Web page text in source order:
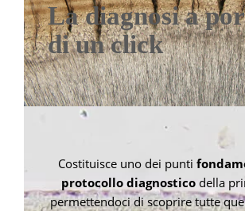
La diagnosi a
di un click
Costituisce uno dei punti
protocollo diagnosticodella
permettendoci di scoprire tutte